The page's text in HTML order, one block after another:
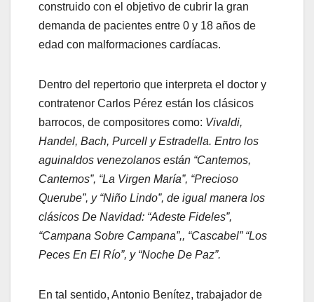
construido con el objetivo de cubrir la gran
demanda de pacientes entre 0 y 18 años de
edad con malformaciones cardíacas.
Dentro del repertorio que interpreta el doctor y
contratenor Carlos Pérez están los clásicos
barrocos, de compositores como: Vivaldi,
Handel, Bach, Purcell y Estradella. Entro los
aguinaldos venezolanos están “Cantemos,
Cantemos”, “La Virgen María”, “Precioso
Querube”, y “Niño Lindo”, de igual manera los
clásicos De Navidad: “Adeste Fideles”,
“Campana Sobre Campana”,, “Cascabel” “Los
Peces En El Río”, y “Noche De Paz”.
En tal sentido, Antonio Benítez, trabajador de